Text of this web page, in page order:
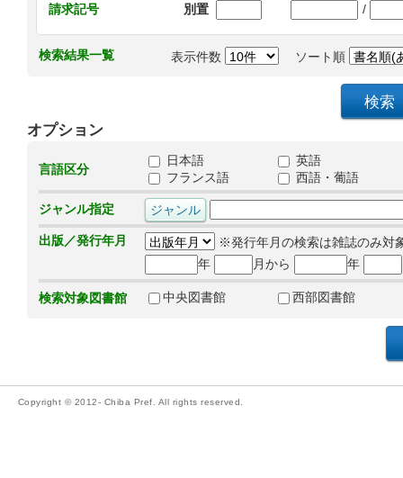
請求記号
別置 /
検索結果一覧 表示件数 ソート順
オプション
言語区分
日本語
英語
フランス語
西語・葡語
ジャンル指定
出版／発行年月
※発行年月の検索は雑誌のみ対
年
月から 年
検索対象図書館 中央図書館 西部図書館
Copyright © 2012- Chiba Pref. All rights reserved.